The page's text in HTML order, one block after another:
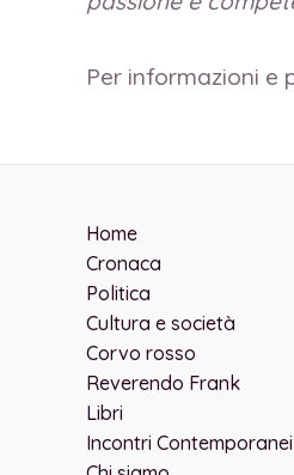
Per informazioni e
Home
Cronaca
Politica
Cultura e società
Corvo rosso
Reverendo Frank
Libri
Incontri Contemporanei